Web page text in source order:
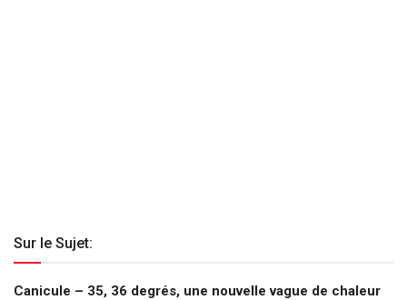
Sur le Sujet:
Canicule – 35, 36 degrés, une nouvelle vague de chaleur